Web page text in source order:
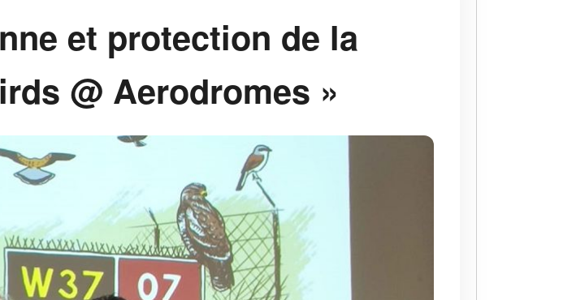
et protection de la
@ Aerodromes »